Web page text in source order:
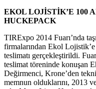
EKOL LOJİSTİK’E 100
HUCKEPACK
TIRExpo 2014 Fuarı’nda
firmalarından Ekol
teslimatı gerçekleştirildi.
teslimat töreninde konuşan
Değirmenci, Krone’den
memnun olduklarını, 2013